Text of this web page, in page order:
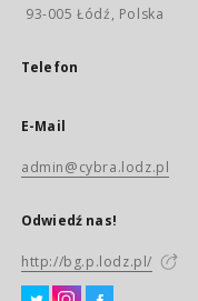
93-005 Łódź, Polska
Telefon
E-Mail
admin@cybra.lodz.pl
Odwiedź nas!
http://bg.p.lodz.pl/